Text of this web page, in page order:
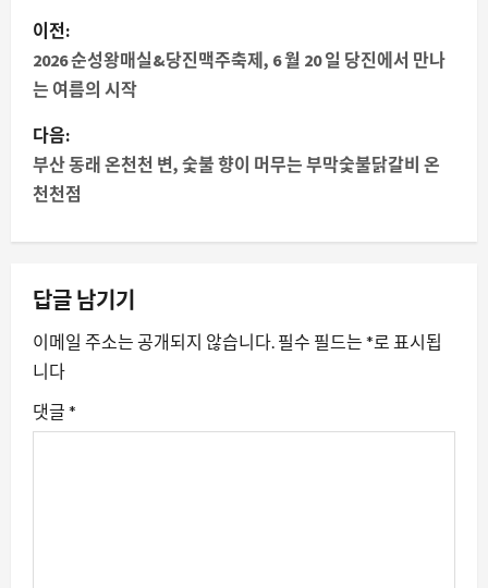
게
시
내
비
게
이
션
이전:
2026 순성왕매실&당진맥주축제, 6 월 20 일 당진에서 만나
는 여름의 시작
다음:
부산 동래 온천천 변, 숯불 향이 머무는 부막숯불닭갈비 온
천천점
답글 남기기
이메일 주소는 공개되지 않습니다. 필수 필드는 *로 표시됩
니다
댓글 *